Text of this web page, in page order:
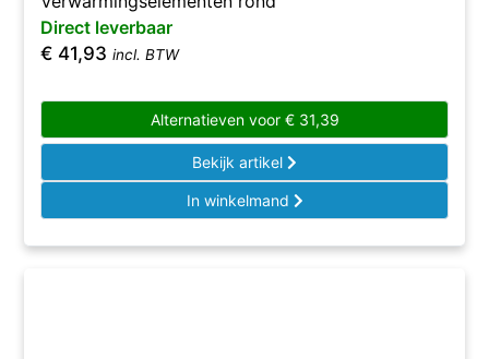
Direct leverbaar
€ 41,93 incl. BTW
Alternatieven voor €31,39
Bekijk artikel
In winkelmand